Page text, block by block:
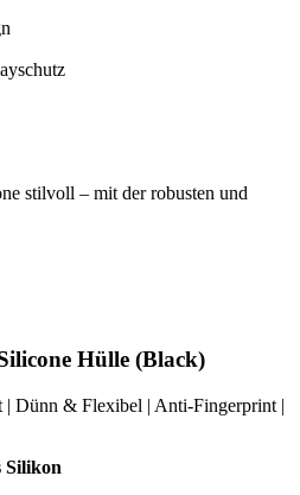
stilvoll – mit der robusten und
Hülle (Black)
| Dünn & Flexibel | Anti-Fingerprint |
Silikon